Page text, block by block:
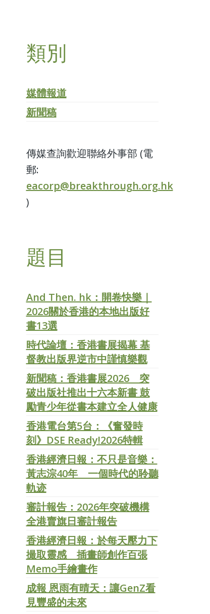
類別
媒體報道
新聞稿
傳媒查詢歡迎聯絡外事部 (電
郵:
eacorp@breakthrough.org.hk
)
題目
And Then. hk：開卷快樂｜
2026關於香港的本地出版好
書13選
時代論壇：香港書展揭幕 基
督教出版界逆市中謹慎樂觀
新聞稿：香港書展2026 突
破出版社推出十六本新書 鼓
勵青少年從書本建立全人健康
香港電台第5台：《奮發時
刻》DSE Ready!2026特輯
香港經濟日報：不只是音樂：
黃志淙40年 一個時代的聆聽
軌迹
審計報告：2026年突破機構
全港賣旗日審計報告
香港經濟日報：於每天壓力下
撮取靈感 插畫師創作百張
Memo手繪畫作
成報 恩雨有晴天：讓GenZ看
見豐盛的未來